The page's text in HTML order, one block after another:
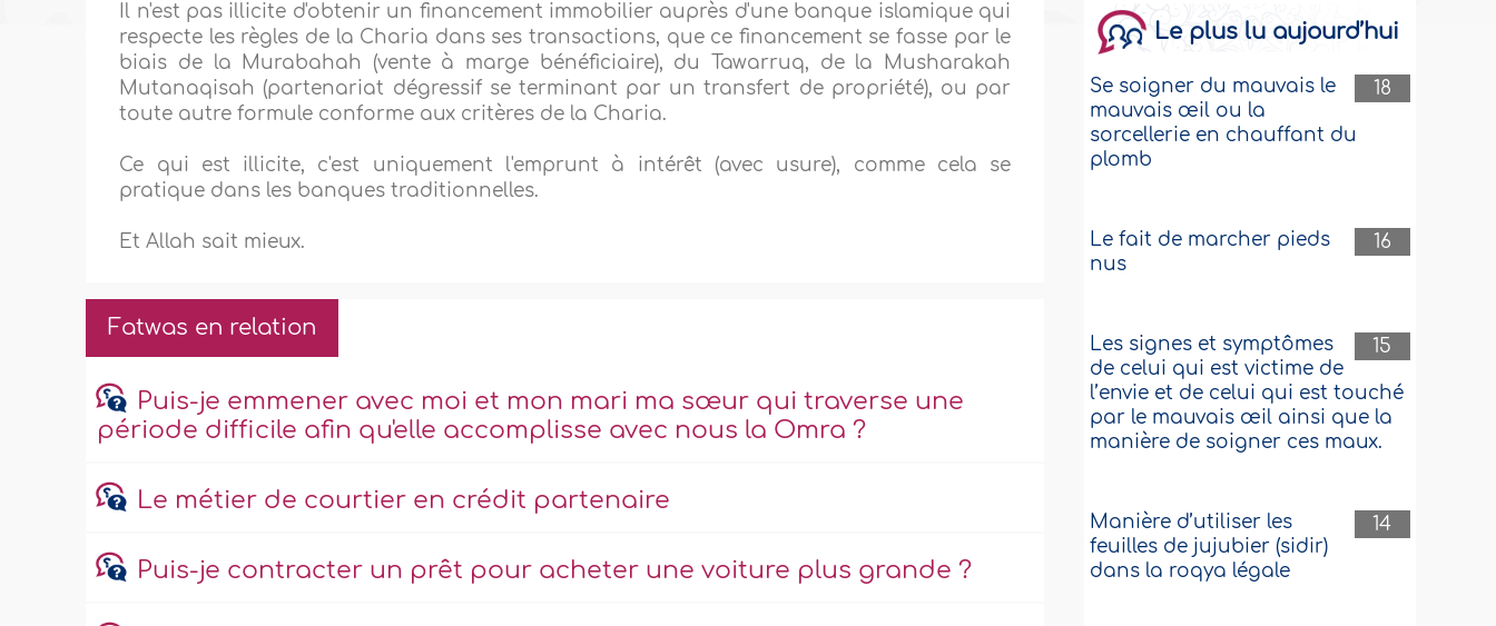
Il n'est pas illicite d'obtenir un financement immobilier auprès d'une banque islamique qui
respecte les règles de la Charia dans ses transactions, que ce financement se fasse par le
biais de la Murabahah (vente à marge bénéficiaire), du Tawarruq, de la Musharakah
Mutanaqisah (partenariat dégressif se terminant par un transfert de propriété), ou par
toute autre formule conforme aux critères de la Charia.
Ce qui est illicite, c'est uniquement l'emprunt à intérêt (avec usure), comme cela se
pratique dans les banques traditionnelles.
Et Allah sait mieux.
Fatwas en relation
Puis-je emmener avec moi et mon mari ma sœur qui traverse une
période difficile afin qu'elle accomplisse avec nous la Omra ?
Le métier de courtier en crédit partenaire
Puis-je contracter un prêt pour acheter une voiture plus grande ?
Le plus lu aujourd’hui
18
Se soigner du mauvais le
mauvais œil ou la
sorcellerie en chauffant du
plomb
16
Le fait de marcher pieds
nus
15
Les signes et symptômes
de celui qui est victime de
l’envie et de celui qui est touché
par le mauvais œil ainsi que la
manière de soigner ces maux.
14
Manière d’utiliser les
feuilles de jujubier (sidir)
dans la roqya légale